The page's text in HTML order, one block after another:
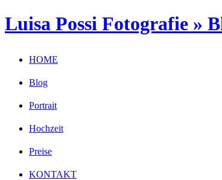
Luisa Possi Fotografie »
HOME
Blog
Portrait
Hochzeit
Preise
KONTAKT